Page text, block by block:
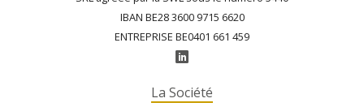
IBAN BE28 3600 9715 6620
ENTREPRISE BE0401 661 459
La Société